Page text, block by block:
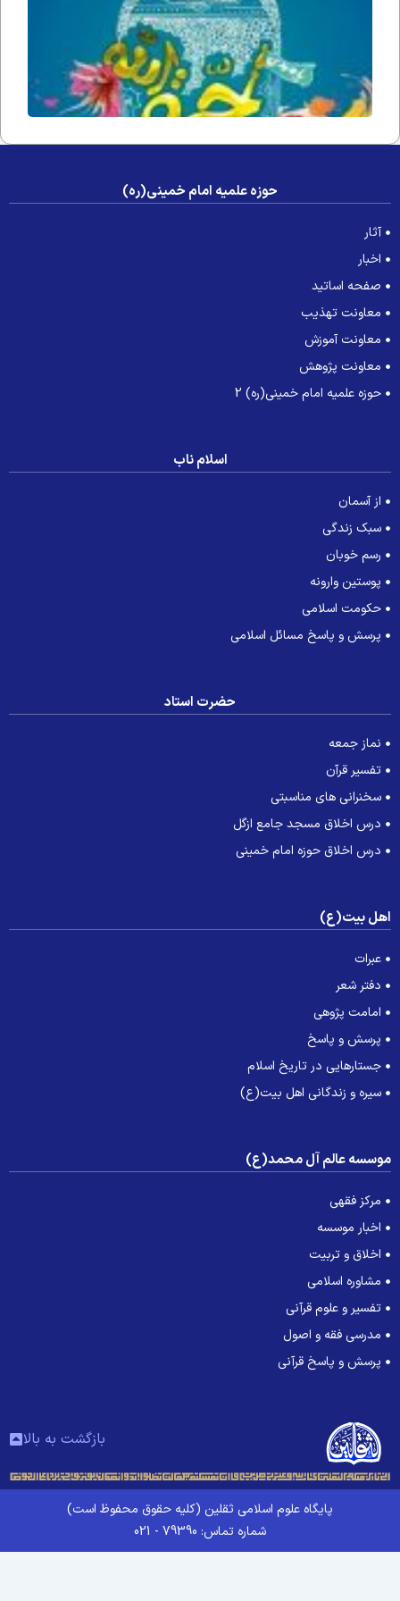
حوزه علمیه امام خمینی(ره)
آثار
اخبار
صفحه اساتید
معاونت تهذیب
معاونت آموزش
معاونت پژوهش
حوزه علمیه امام خمینی(ره) 2
اسلام ناب
از آسمان
سبک زندگی
رسم خوبان
پوستین وارونه
حکومت اسلامی
پرسش و پاسخ مسائل اسلامی
حضرت استاد
نماز جمعه
تفسیر قرآن
سخنرانی های مناسبتی
درس اخلاق مسجد جامع ازگل
درس اخلاق حوزه امام خمینی
بیت(ع)
عبرات
دفتر شعر
امامت پژوهی
پرسش و پاسخ
جستارهایی در تاریخ اسلام
سیره و زندگانی اهل بیت(ع)
عالم آل محمد(ع)
مرکز فقهی
اخبار موسسه
اخلاق و تربیت
مشاوره اسلامی
تفسیر و علوم قرآنی
مدرسی فقه و اصول
پرسش و پاسخ قرآنی
بازگشت به بالا
پایگاه علوم اسلامی ثقلین (کلیه حقوق محفوظ است)
شماره تماس: 79390 - 021